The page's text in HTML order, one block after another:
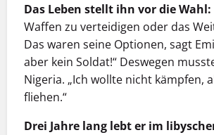
Das Leben stellt ihn vor die Wahl:
Waffen zu verteidigen oder das
Das waren seine Optionen, sagt
aber kein Soldat!“ Deswegen
Nigeria. „Ich wollte nicht kämpfen,
fliehen.“
Drei Jahre lang lebt er im